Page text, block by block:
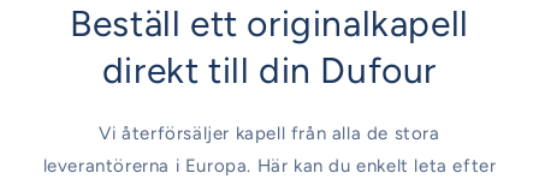
Beställ ett originalkapell
direkt till din Dufour
Vi återförsäljer kapell från alla de stora
leverantörerna i Europa. Här kan du enkelt leta efter